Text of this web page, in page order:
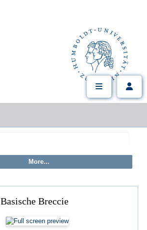
Basische Breccie